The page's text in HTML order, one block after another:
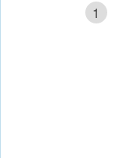
1